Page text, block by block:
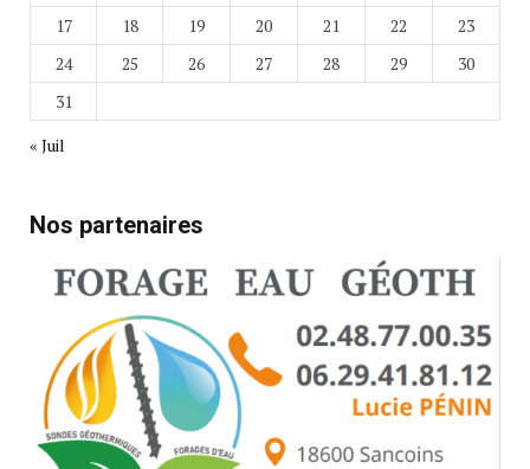
17
18 19 20 21 22
23
24
25 26 27 28 29
30
31
« Juil
Nos partenaires